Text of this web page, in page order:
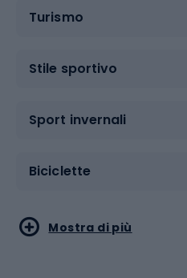
Turismo
Stile sportivo
Sport invernali
Biciclette
Sport acquatici
Sport di arti marziali
Mostra di più